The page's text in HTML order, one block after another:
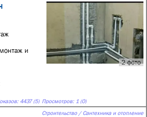
2 фото
и
4437 (5) Просмотров: 1 (0)
Строительство / Сантехника и отопление